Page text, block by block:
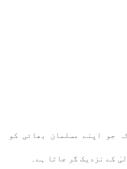
جو اپنے مسلمان بھائی کو
کے نزدیک گر جاتا ہے۔